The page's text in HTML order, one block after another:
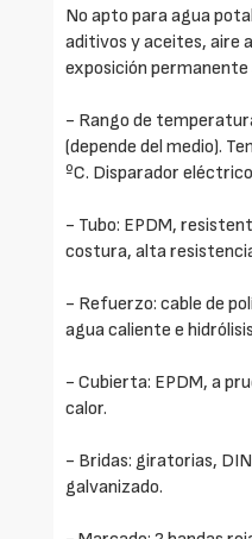
No apto para agua
aditivos y aceites, aire
exposición permanente
- Rango de
(depende del medio).
ºC. Disparador
- Tubo: EPDM,
costura, alta
- Refuerzo: cable de
agua caliente e
- Cubierta: EPDM, a
calor.
- Bridas: giratorias,
galvanizado.